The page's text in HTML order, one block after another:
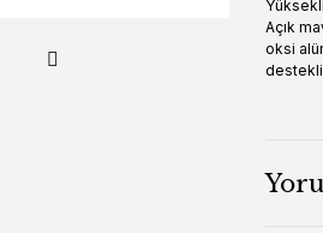
Açık
oksi
destekli